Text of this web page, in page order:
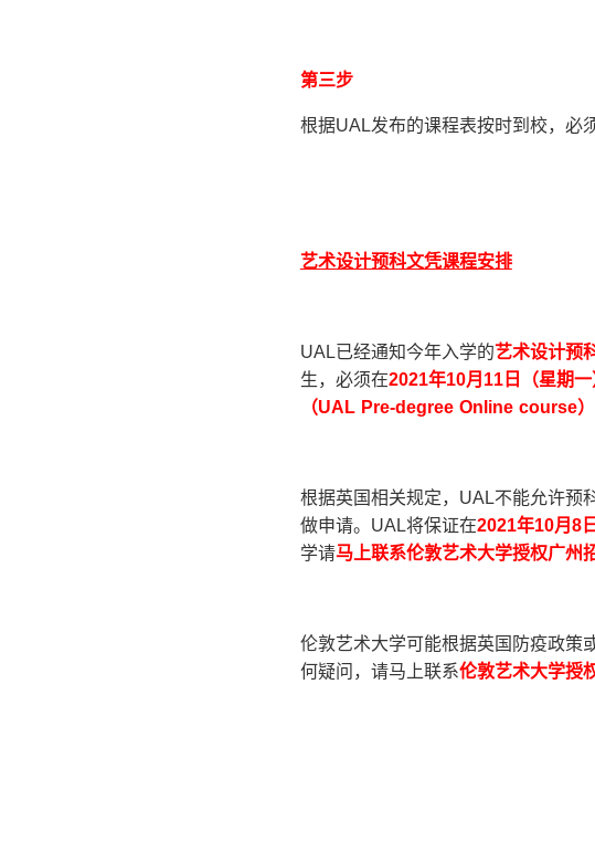
第三步
根据UAL发布的课程表按时到校，必
艺术设计预科文凭课程安排
UAL已经通知今年入学的艺术设计预
生，必须在2021年10月 11日 （星期
（UAL Pre-degree Online course）
根据英国相关规定，UAL不能允许预
做申请。UAL将保证在2021年10月 8日
学请马上联系伦敦艺术大学授权广州
伦敦艺术大学可能根据英国防疫政策
何疑问，请马上联系伦敦艺术大学授